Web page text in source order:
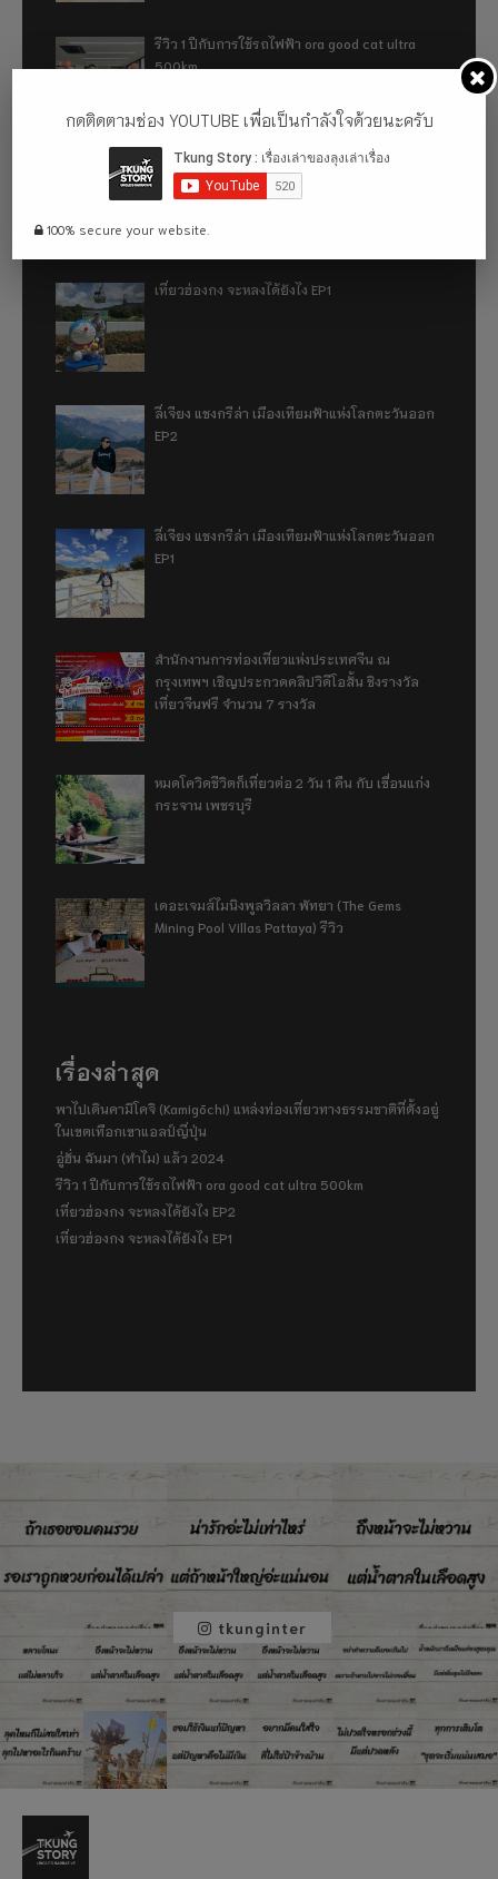
รีวิว 1 ปีกับการใช้รถไฟฟ้า ora good cat ultra
500km
เที่ยวฮ่องกง จะหลงได้ยังไง EP2
เที่ยวฮ่องกง จะหลงได้ยังไง EP1
ลี่เจียง แชงกรีล่า เมืองเทียมฟ้าแห่งโลกตะวันออก
EP2
ลี่เจียง แชงกรีล่า เมืองเทียมฟ้าแห่งโลกตะวันออก
EP1
สำนักงานการท่องเที่ยวแห่งประเทศจีน ณ
กรุงเทพฯ เชิญประกวดคลิปวิดีโอสั้น ชิงรางวัล
เที่ยวจีนฟรี จำนวน 7 รางวัล
หมดโควิดชีวิตก็เที่ยวต่อ 2 วัน 1 คืน กับ เขื่อนแก่ง
กระจาน เพชรบุรี
เดอะเจมส์ไมนิงพูลวิลลา พัทยา (The Gems
Mining Pool Villas Pattaya) รีวิว
เรื่องล่าสุด
พาไปเดินคามิโคจิ (Kamigōchi) แหล่งท่องเที่ยวทางธรรมชาติที่ตั้งอยู่
ในเขตเทือกเขาแอลป์ญี่ปุ่น
อู่ฮั่น ฉันมา (ทำไม) แล้ว 2024
รีวิว 1 ปีกับการใช้รถไฟฟ้า ora good cat ultra 500km
เที่ยวฮ่องกง จะหลงได้ยังไง EP2
เที่ยวฮ่องกง จะหลงได้ยังไง EP1
tkunginter
กดติดตามช่อง YOUTUBE เพื่อเป็นกำลังใจด้วยนะครับ
100% secure your website.